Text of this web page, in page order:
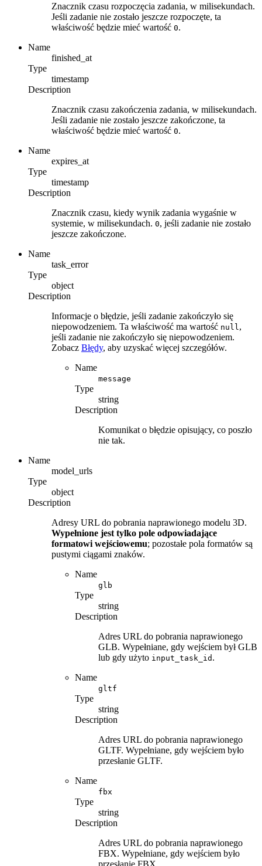
Znacznik czasu rozpoczęcia zadania, w milisekundach.
Jeśli zadanie nie zostało jeszcze rozpoczęte, ta
właściwość będzie mieć wartość 0.
Name
finished_at
Type
timestamp
Description
Znacznik czasu zakończenia zadania, w milisekundach.
Jeśli zadanie nie zostało jeszcze zakończone, ta
właściwość będzie mieć wartość 0.
Name
expires_at
Type
timestamp
Description
Znacznik czasu, kiedy wynik zadania wygaśnie w
systemie, w milisekundach. 0, jeśli zadanie nie zostało
jeszcze zakończone.
Name
task_error
Type
object
Description
Informacje o błędzie, jeśli zadanie zakończyło się
niepowodzeniem. Ta właściwość ma wartość null ,
jeśli zadanie nie zakończyło się niepowodzeniem.
Zobacz Błędy, aby uzyskać więcej szczegółów.
Name
message
Type
string
Description
Komunikat o błędzie opisujący, co poszło
nie tak.
Name
model_urls
Type
object
Description
Adresy URL do pobrania naprawionego modelu 3D.
Wypełnione jest tylko pole odpowiadające
formatowi wejściowemu; pozostałe pola formatów są
pustymi ciągami znaków.
Name
glb
Type
string
Description
Adres URL do pobrania naprawionego
GLB. Wypełniane, gdy wejściem był GLB
lub gdy użyto input_task_id .
Name
gltf
Type
string
Description
Adres URL do pobrania naprawionego
GLTF. Wypełniane, gdy wejściem było
przesłanie GLTF.
Name
fbx
Type
string
Description
Adres URL do pobrania naprawionego
FBX. Wypełniane, gdy wejściem było
przesłanie FBX.